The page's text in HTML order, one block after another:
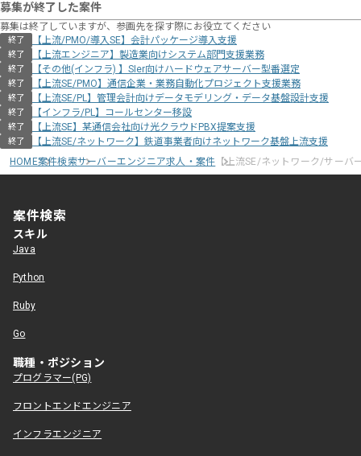
募集が終了した案件
募集は終了していますが、参画先を探す際にお役立てください
終了 【上流/PMO/導入SE】会計パッケージ導入支援
終了 【上流エンジニア】製造業向けシステム部門支援業務
終了 【その他(インフラ) 】SIer向けハードウェアサーバー型番選定
終了 【上流SE/PMO】通信企業・業務自動化プロジェクト支援業務
終了 【上流SE/PL】管理会計向けデータモデリング・データ基盤設計支援
終了 【インフラ/PL】コールセンター移設
終了 【上流SE】某通信会社向け光クラウドPBX提案支援
終了
【上流SE/ネットワーク】鉄道事業者向けネットワーク基盤上流支援
HOME案件検索サーバーエンジニア求人・案件 【上流SE/ネットワーク/サーバ
案件検索
スキル
Java
Python
Ruby
Go
職種・ポジション
プログラマー(PG)
フロントエンドエンジニア
インフラエンジニア